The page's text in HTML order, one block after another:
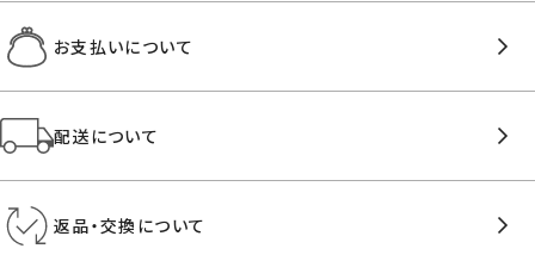
お支払いについて
配送について
返品・交換について